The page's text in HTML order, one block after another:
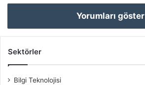
Yorumları göster
Sektörler
Bilgi Teknolojisi